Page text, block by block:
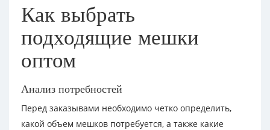
Как выбрать
подходящие мешки
оптом
Анализ потребностей
Перед заказывами необходимо четко определить,
какой объем мешков потребуется, а также какие